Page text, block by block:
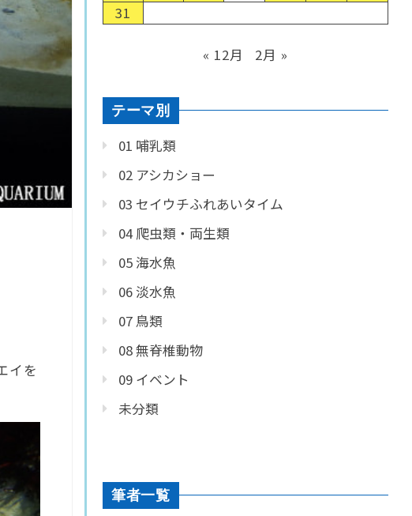
イを
31
« 12月 2月 »
テーマ別
01 哺乳類
02 アシカショー
03 セイウチふれあいタイム
04 爬虫類・両生類
05 海水魚
06 淡水魚
07 鳥類
08 無脊椎動物
09 イベント
未分類
筆者一覧